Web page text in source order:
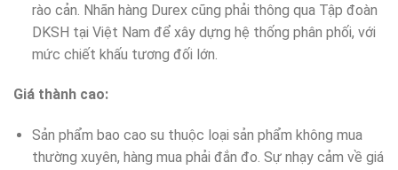
rào cản. Nhãn hàng Durex cũng phải thông qua Tập đoàn
DKSH tại Việt Nam để xây dựng hệ thống phân phối, với
mức chiết khấu tương đối lớn.
Giá thành cao:
Sản phẩm bao cao su thuộc loại sản phẩm không mua
thường xuyên, hàng mua phải đắn đo. Sự nhạy cảm về giá